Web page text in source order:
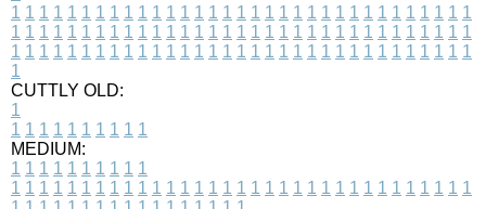
1 1 1 1 1 1 1 1 1 1 1 1 1 1 1 1 1 1 1 1 1 1 1 1 1 1 1 1 1 1 1 1 1
1 1 1 1 1 1 1 1 1 1 1 1 1 1 1 1 1 1 1 1 1 1 1 1 1 1 1 1 1 1 1 1 1
1 1 1 1 1 1 1 1 1 1 1 1 1 1 1 1 1 1 1 1 1 1 1 1 1 1 1 1 1 1 1 1 1
1
CUTTLY OLD:
1
1 1 1 1 1 1 1 1 1 1
MEDIUM:
1 1 1 1 1 1 1 1 1 1
1 1 1 1 1 1 1 1 1 1 1 1 1 1 1 1 1 1 1 1 1 1 1 1 1 1 1 1 1 1 1 1 1